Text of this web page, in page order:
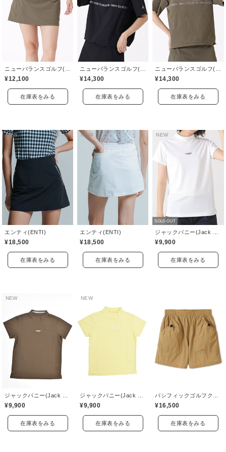
¥12,100
在庫表をみる
¥14,300
在庫表をみる
¥14,300
在庫表をみる
NEW
エンティ(ENTI)
¥18,500
在庫表をみる
NEW
エンティ(ENTI)
¥18,500
在庫表をみる
NEW
SOLD OUT
¥9,900
在庫表をみる
NEW
ジャックバニー(Jack Bunny)
¥9,900
在庫表をみる
NEW
ジャックバニー(Jack Bunny)
¥9,900
在庫表をみる
パシフィックゴルフクラブ(Pacific GOLF CLUB)
¥16,500
在庫表をみる